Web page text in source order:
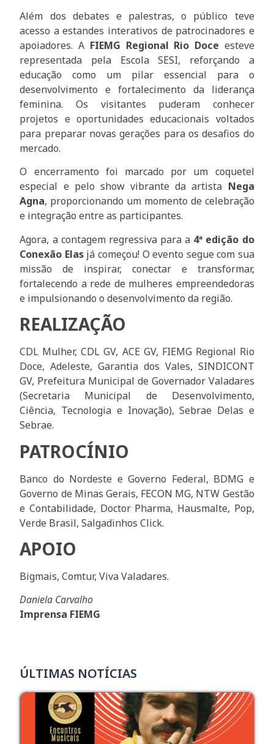
Além dos debates e palestras, o público teve
acesso a estandes interativos de patrocinadores e
apoiadores. A FIEMG Regional Rio Doce esteve
representada pela Escola SESI, reforçando a
educação como um pilar essencial para o
desenvolvimento e fortalecimento da liderança
feminina. Os visitantes puderam conhecer
projetos e oportunidades educacionais voltados
para preparar novas gerações para os desafios do
mercado.
O encerramento foi marcado por um coquetel
especial e pelo show vibrante da artista Nega
Agna, proporcionando um momento de celebração
e integração entre as participantes.
Agora, a contagem regressiva para a 4ª edição do
Conexão Elasjá começou! O evento segue com sua
missão de inspirar, conectar e transformar,
fortalecendo a rede de mulheres empreendedoras
e impulsionando o desenvolvimento da região.
REALIZAÇÃO
CDL Mulher, CDL GV, ACE GV, FIEMG Regional Rio
Doce, Adeleste, Garantia dos Vales, SINDICONT
GV, Prefeitura Municipal de Governador Valadares
(Secretaria Municipal de Desenvolvimento,
Ciência, Tecnologia e Inovação), Sebrae Delas e
Sebrae.
PATROCÍNIO
Banco do Nordeste e Governo Federal, BDMG e
Governo de Minas Gerais, FECON MG, NTW Gestão
e Contabilidade, Doctor Pharma, Hausmalte, Pop,
Verde Brasil, Salgadinhos Click.
APOIO
Bigmais, Comtur, Viva Valadares.
Daniela Carvalho
Imprensa FIEMG
ÚLTIMAS NOTÍCIAS